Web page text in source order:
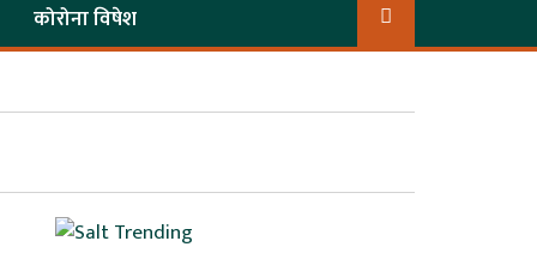
कोरोना विषेश